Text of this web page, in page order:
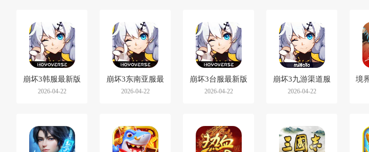
崩坏3韩服最新版
2026-04-22
崩坏3东南亚服最
新版
2026-04-22
崩坏3台服最新版
2026-04-22
崩坏3九游渠道服
2026-04-22
境